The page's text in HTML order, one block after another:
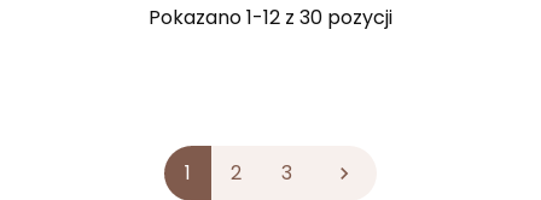
Pokazano 1-12 z 30 pozycji
1 2 3 